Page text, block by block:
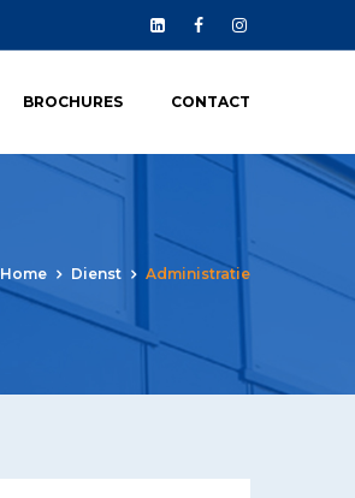
BROCHURES CONTACT
Home Dienst Administratie